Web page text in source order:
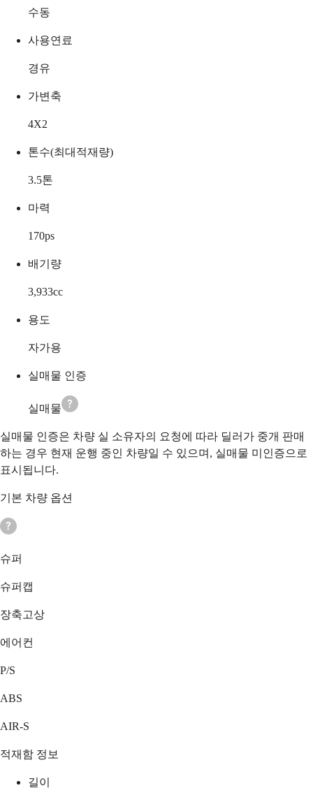
수동
사용연료
경유
가변축
4X2
톤수(최대적재량)
3.5톤
마력
170ps
배기량
3,933cc
용도
자가용
실매물 인증
실매물
실매물 인증은 차량 실 소유자의 요청에 따라 딜러가 중개 판매
하는 경우 현재 운행 중인 차량일 수 있으며, 실매물 미인증으로
표시됩니다.
기본 차량 옵션
슈퍼
슈퍼캡
장축고상
에어컨
P/S
ABS
AIR-S
적재함 정보
길이